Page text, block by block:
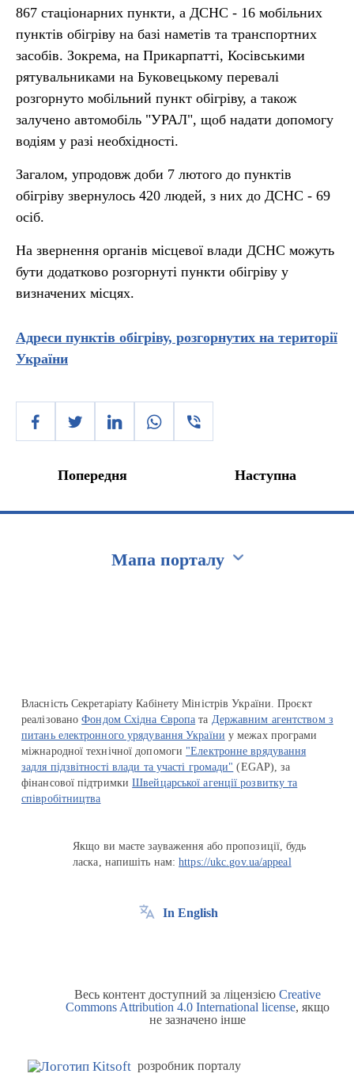
867 стаціонарних пункти, а ДСНС - 16 мобільних
пунктів обігріву на базі наметів та транспортних
засобів. Зокрема, на Прикарпатті, Косівськими
рятувальниками на Буковецькому перевалі
розгорнуто мобільний пункт обігріву, а також
залучено автомобіль "УРАЛ", щоб надати допомогу
водіям у разі необхідності.
Загалом, упродовж доби 7 лютого до пунктів
обігріву звернулось 420 людей, з них до ДСНС - 69
осіб.
На звернення органів місцевої влади ДСНС можуть
бути додатково розгорнуті пункти обігріву у
визначених місцях.
Адреси пунктів обігріву, розгорнутих на території
України
Попередня Наступна
Мапа порталу
Власність Секретаріату Кабінету Міністрів України. Проєкт
реалізованоФондом Східна Європа та Державним агентством з
питань електронного урядування України у межах програми
міжнародної технічної допомоги "Електронне врядування
задля підзвітності влади та участі громади" (EGAP), за
фінансової підтримкиШвейцарської агенції розвитку та
співробітництва
Якщо ви маєте зауваження або пропозиції, будь
ласка, напишіть нам:https://ukc.gov.ua/appeal
In English
Весь контент доступний за ліцензією Creative
Commons Attribution 4.0 International license, якщо
не зазначено інше
розробник порталу